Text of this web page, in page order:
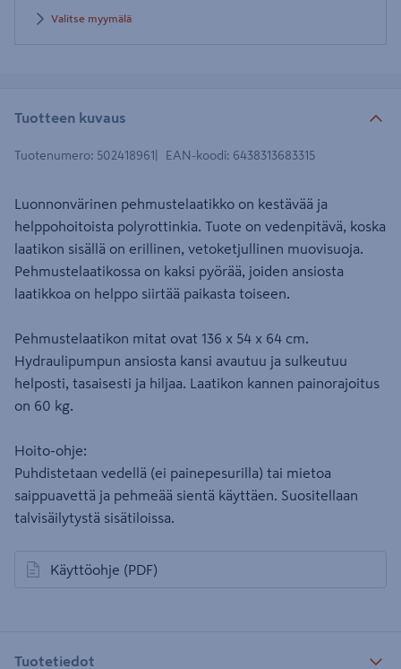
Valitse myymälä
Tuotteen kuvaus
Tuotenumero: 502418961 EAN-koodi: 6438313683315
Luonnonvärinen pehmustelaatikko on kestävää ja
helppohoitoista polyrottinkia. Tuote on vedenpitävä, koska
laatikon sisällä on erillinen, vetoketjullinen muovisuoja.
Pehmustelaatikossa on kaksi pyörää, joiden ansiosta
laatikkoa on helppo siirtää paikasta toiseen.
Pehmustelaatikon mitat ovat 136 x 54 x 64 cm.
Hydraulipumpun ansiosta kansi avautuu ja sulkeutuu
helposti, tasaisesti ja hiljaa. Laatikon kannen painorajoitus
on 60 kg.
Hoito-ohje:
Puhdistetaan vedellä (ei painepesurilla) tai mietoa
saippuavettä ja pehmeää sientä käyttäen. Suositellaan
talvisäilytystä sisätiloissa.
Käyttöohje (PDF)
avautuu uuteen välilehteen
Tuotetiedot